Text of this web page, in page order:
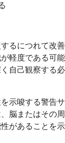
るにつれて改善
軽度である可能
自己観察する必
示唆する警告サ
脳またはその周
があることを示